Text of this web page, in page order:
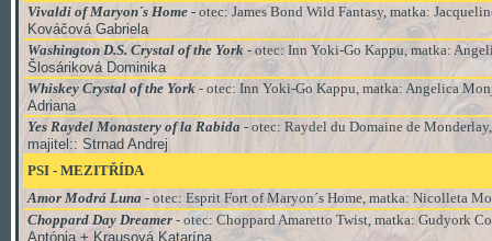
Vivaldi of Maryon´s Home - otec: James Bond Wild Fantasy, matka:
Kováčová Gabriela
Washington D.S. Crystal of the York - otec: Inn Yoki-Go Kappu, matka:
Šlosáriková Dominika
Whiskey Crystal of the York - otec: Inn Yoki-Go Kappu, matka: Angelica
Adriana
Yes Raydel Monastery of la Rabida - otec: Raydel du Domaine de Monderlay
majitel:: Strnad Andrej
PSI - MEZITŘÍDA
Amor Modrá Luna - otec: Esprit Fort of Maryon´s Home, matka: Nicolleta
Choppard Day Dreamer - otec: Choppard Amaretto Twist, matka: Gudyork
Antónia + Krausová Katarína